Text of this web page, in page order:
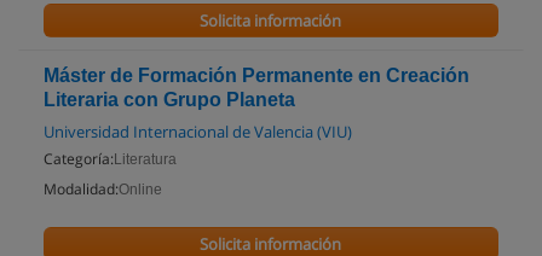
Solicita información
Máster de Formación Permanente en Creación
Literaria con Grupo Planeta
Universidad Internacional de Valencia (VIU)
Categoría: Literatura
Modalidad:Online
Solicita información